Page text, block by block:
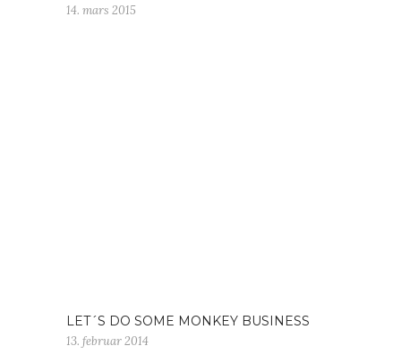
14. mars 2015
LET´S DO SOME MONKEY BUSINESS
13. februar 2014